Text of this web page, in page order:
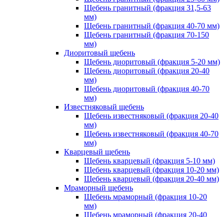
Щебень гранитный (фракция 31,5-63
мм)
Щебень гранитный (фракция 40-70 мм)
Щебень гранитный (фракция 70-150
мм)
Диоритовый щебень
Щебень диоритовый (фракция 5-20 мм)
Щебень диоритовый (фракция 20-40
мм)
Щебень диоритовый (фракция 40-70
мм)
Известняковый щебень
Щебень известняковый (фракция 20-40
мм)
Щебень известняковый (фракция 40-70
мм)
Кварцевый щебень
Щебень кварцевый (фракция 5-10 мм)
Щебень кварцевый (фракция 10-20 мм)
Щебень кварцевый (фракция 20-40 мм)
Мраморный щебень
Щебень мраморный (фракция 10-20
мм)
Щебень мраморный (фракция 20-40